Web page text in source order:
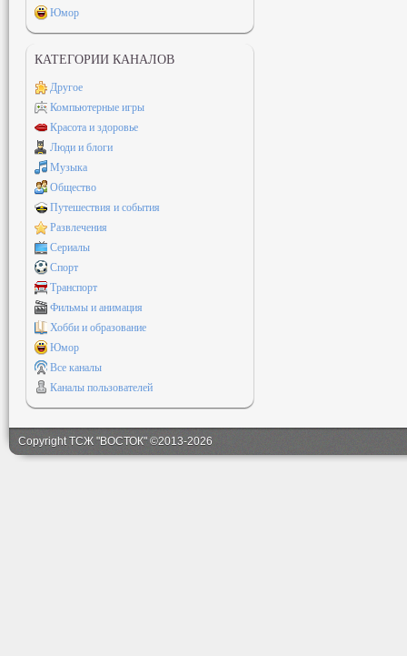
Юмор
КАТЕГОРИИ КАНАЛОВ
Другое
Компьютерные игры
Красота и здоровье
Люди и блоги
Музыка
Общество
Путешествия и события
Развлечения
Сериалы
Спорт
Транспорт
Фильмы и анимация
Хобби и образование
Юмор
Все каналы
Каналы пользователей
Copyright ТСЖ "ВОСТОК" ©2013-2026